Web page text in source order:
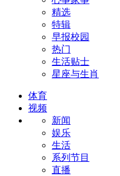
精选
特辑
早报校园
热门
生活贴士
星座与生肖
体育
视频
新闻
娱乐
生活
系列节目
直播